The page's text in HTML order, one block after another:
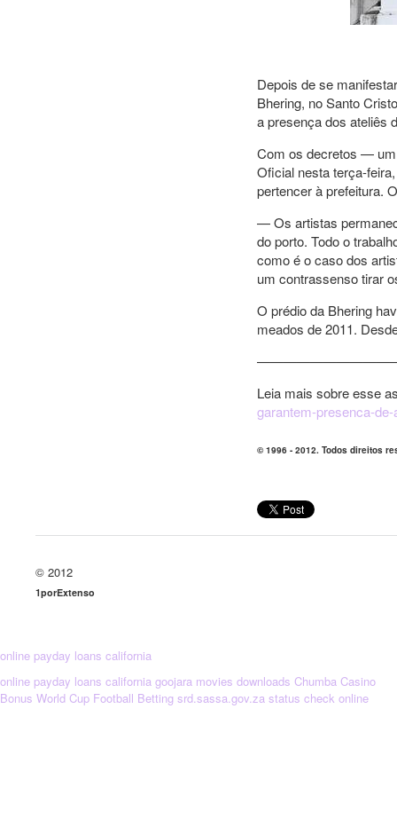
Depois de se
Bhering, no Santo
a presença dos ateliês
Com os decretos — um
Oficial nesta terça-
pertencer à prefeitura.
— Os artistas
do porto. Todo o
como é o caso dos
um contrassenso tirar
O prédio da Bhering
meados de 2011.
Leia mais sobre esse
garantem-presenca-
© 1996 - 2012. Todos direitos
© 2012
1porExtenso
online payday loans california
online payday loans california goojara movies downloads Chumba Casino
Bonus World Cup Football Betting srd.sassa.gov.za status check online